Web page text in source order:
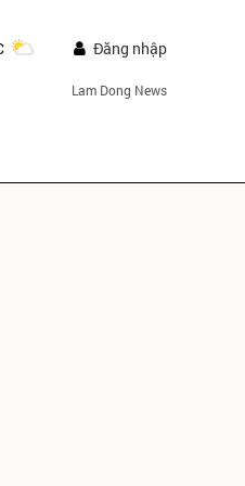
Đăng nhập
Lam Dong News